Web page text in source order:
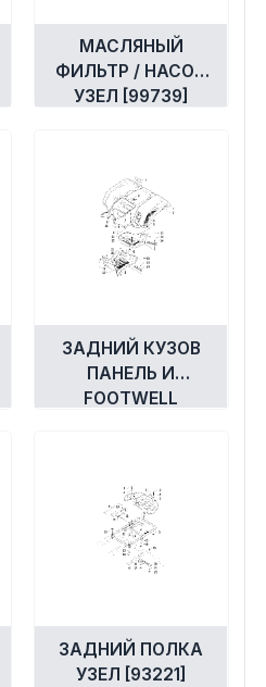
МАСЛЯНЫЙ
ФИЛЬТР / НАСОС
УЗЕЛ [99739]
ЗАДНИЙ КУЗОВ
ПАНЕЛЬ И
FOOTWELL
ЗАДНИЙ ПОЛКА
УЗЕЛ [93221]